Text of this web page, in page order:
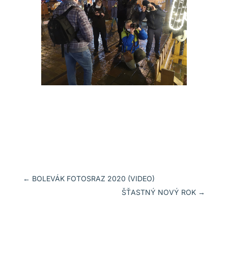
← BOLEVÁK FOTOSRAZ 2020 (VIDEO)
ŠŤASTNÝ NOVÝ ROK →